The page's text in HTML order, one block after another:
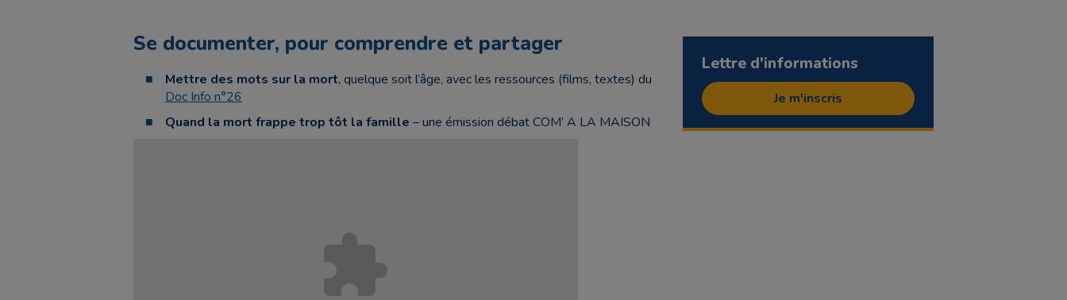
Se documenter, pour comprendre et partager
Mettre des mots sur la mort, quelque soit l’âge, avec les ressources (films, textes) du
Doc Info n°26
Quand la mort frappe trop tôt la famille – une émission débat COM’ A LA MAISON
Lettre d'informations
Je m'inscris